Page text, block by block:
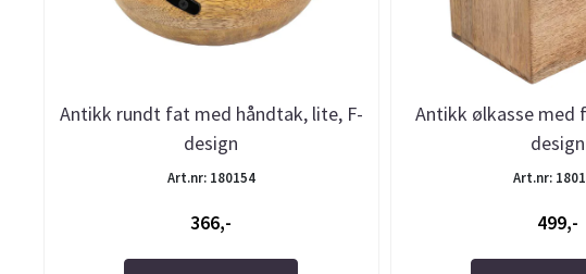
Antikk rundt fat med håndtak, lite, F-
design
Art.nr: 180154
366,-
Antikk ølkasse med
design
Art.nr:
499,-